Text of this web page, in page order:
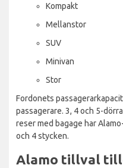
Kompakt
Mellanstor
SUV
Minivan
Stor
Fordonets
passagerare. 3, 4 och 5-
reser med bagage har
och 4 stycken.
Alamo tillval